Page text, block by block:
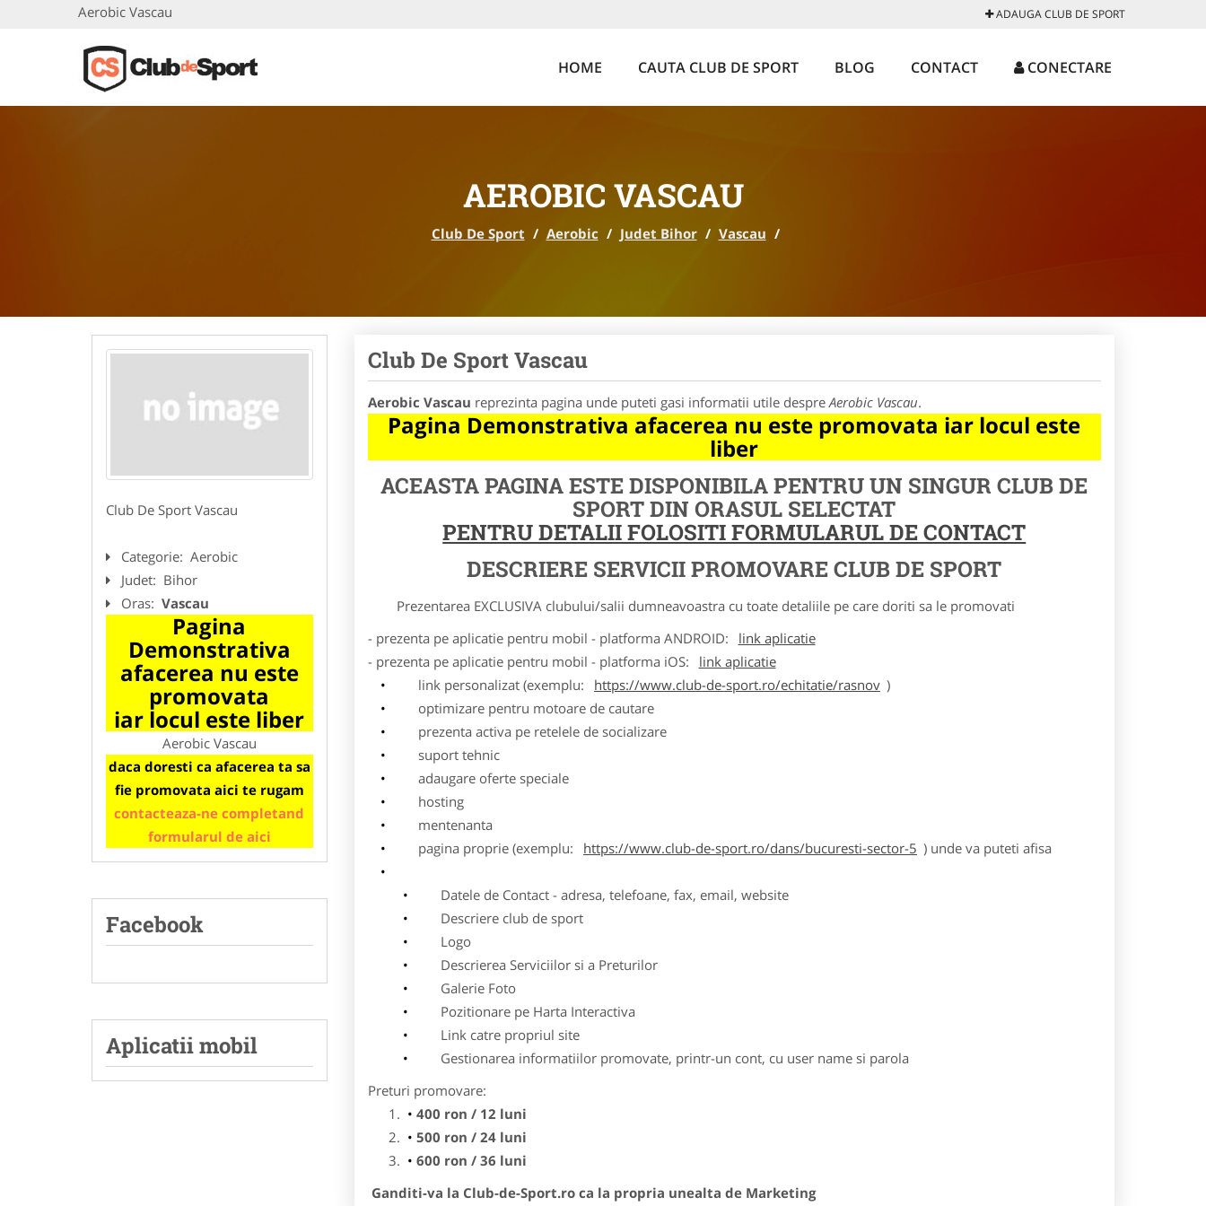
Aerobic Vascau ADAUGA CLUB DE SPORT
HOME CAUTA CLUB DE SPORT BLOG CONTACT CONECTARE
AEROBIC VASCAU
Club De Sport / Aerobic / Judet Bihor / Vascau /
Club De Sport Vascau
Categorie: Aerobic
Judet: Bihor
Oras: Vascau
Pagina
Demonstrativa
afacerea nu este
promovata
iar locul este liber
Aerobic Vascau
daca doresti ca afacerea ta sa
fie promovata aici te rugam
contacteaza-ne completand
formularul de aici
Facebook
Aplicatii mobil
Club De Sport Vascau
Aerobic Vascau reprezinta pagina unde puteti gasi informatii utile despreAerobic Vascau.
Pagina Demonstrativa afacerea nu este promovata iar locul este
liber
ACEASTA PAGINA ESTE DISPONIBILA PENTRU UN SINGUR CLUB DE
SPORT DIN ORASUL SELECTAT
PENTRU DETALII FOLOSITI FORMULARUL DE CONTACT
DESCRIERE SERVICII PROMOVARE CLUB DE SPORT
Prezentarea EXCLUSIVA clubului/salii dumneavoastra cu toate detaliile pe care doriti sa le promovati
- prezenta pe aplicatie pentru mobil - platforma ANDROID:
link aplicatie
- prezenta pe aplicatie pentru mobil - platforma iOS:
link aplicatie
link personalizat (exemplu:
https://www.club-de-sport.ro/echitatie/rasnov )
optimizare pentru motoare de cautare
prezenta activa pe retelele de socializare
suport tehnic
adaugare oferte speciale
hosting
mentenanta
pagina proprie (exemplu:
https://www.club-de-sport.ro/dans/bucuresti-sector-5 ) unde va puteti afisa
Datele de Contact - adresa, telefoane, fax, email, website
Descriere club de sport
Logo
Descrierea Serviciilor si a Preturilor
Galerie Foto
Pozitionare pe Harta Interactiva
Link catre propriul site
Gestionarea informatiilor promovate, printr-un cont, cu user name si parola
Preturi promovare:
400 ron / 12 luni
500 ron / 24 luni
600 ron / 36 luni
Ganditi-va la Club-de-Sport.ro ca la propria unealta de Marketing